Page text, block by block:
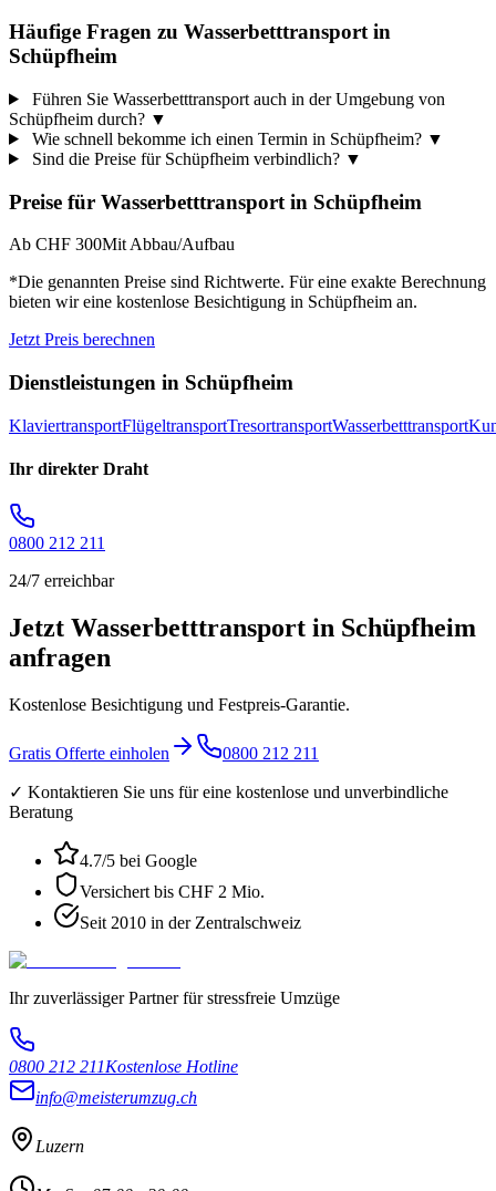
Häufige Fragen zu Wasserbetttransport in
Schüpfheim
Führen Sie Wasserbetttransport auch in der Umgebung von
Schüpfheim durch? ▼
Wie schnell bekomme ich einen Termin in Schüpfheim? ▼
Sind die Preise für Schüpfheim verbindlich? ▼
Preise für Wasserbetttransport in Schüpfheim
Ab CHF 300Mit Abbau/Aufbau
*Die genannten Preise sind Richtwerte. Für eine exakte Berechnung
bieten wir eine kostenlose Besichtigung in Schüpfheim an.
Jetzt Preis berechnen
Dienstleistungen in Schüpfheim
KlaviertransportFlügeltransportTresortransportWasserbetttransport
Ihr direkter Draht
0800 212 211
24/7 erreichbar
Jetzt Wasserbetttransport in Schüpfheim
anfragen
Kostenlose Besichtigung und Festpreis-Garantie.
Gratis Offerte einholen 0800 212 211
✓ Kontaktieren Sie uns für eine kostenlose und unverbindliche
Beratung
4.7/5 bei Google
Versichert bis CHF 2 Mio.
Seit 2010 in der Zentralschweiz
Ihr zuverlässiger Partner für stressfreie Umzüge
0800 212 211Kostenlose Hotline
info@meisterumzug.ch
Luzern